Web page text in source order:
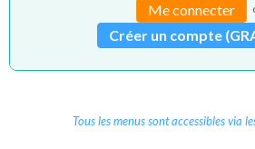
Me connecter
Créer un compte
Tous les menus sont accessibles via